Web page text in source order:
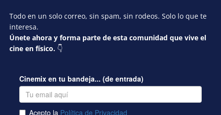
Todo en un solo correo, sin spam, sin rodeos. Solo lo que te
interesa.
Únete ahora y forma parte de esta comunidad que vive el
cine en físico. 👇